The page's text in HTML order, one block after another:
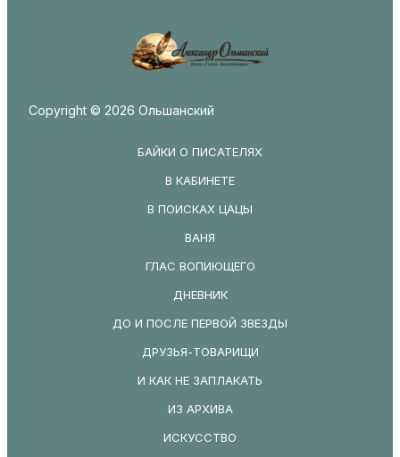
Copyright © 2026 Ольшанский
БАЙКИ О ПИСАТЕЛЯХ
В КАБИНЕТЕ
В ПОИСКАХ ЦАЦЫ
ВАНЯ
ГЛАС ВОПИЮЩЕГО
ДНЕВНИК
ДО И ПОСЛЕ ПЕРВОЙ ЗВЕЗДЫ
ДРУЗЬЯ-ТОВАРИЩИ
И КАК НЕ ЗАПЛАКАТЬ
ИЗ АРХИВА
ИСКУССТВО